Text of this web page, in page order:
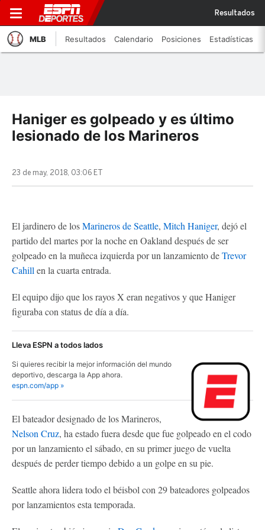
Resultados
MLB Resultados Calendario Posiciones Estadísticas
Haniger es golpeado y es último
lesionado de los Marineros
23 de may, 2018, 03:06 ET
El jardinero de losMarineros de Seattle, Mitch Haniger, dejó el
partido del martes por la noche en Oakland después de ser
golpeado en la muñeca izquierda por un lanzamiento deTrevor
Cahill en la cuarta entrada.
El equipo dijo que los rayos X eran negativos y que Haniger
figuraba con status de día a día.
Lleva ESPN a todos lados
Si quieres recibir la mejor información del mundo
deportivo, descarga la App ahora.
espn.com/app »
El bateador designado de los Marineros,
Nelson Cruz, ha estado fuera desde que fue golpeado en el codo
por un lanzamiento el sábado, en su primer juego de vuelta
después de perder tiempo debido a un golpe en su pie.
Seattle ahora lidera todo el béisbol con 29 bateadores golpeados
por lanzamientos esta temporada.